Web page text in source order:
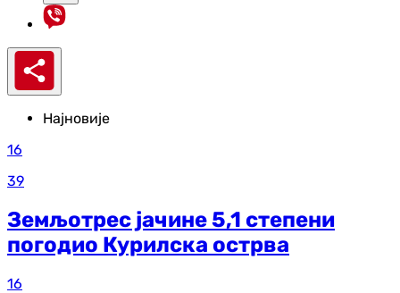
Најновије
16
39
Земљотрес јачине 5,1 степени
погодио Курилска острва
16